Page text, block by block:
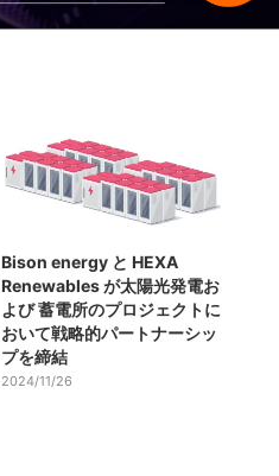
Bison energy と HEXA
Renewables が太陽光発電お
よび 蓄電所のプロジェクトに
おいて戦略的パートナーシッ
プを締結
2024/11/26